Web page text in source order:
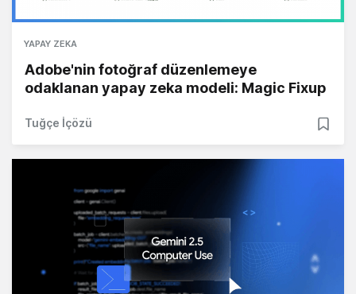
YAPAY ZEKA
Adobe'nin fotoğraf düzenlemeye
odaklanan yapay zeka modeli: Magic Fixup
Tuğçe İçözü